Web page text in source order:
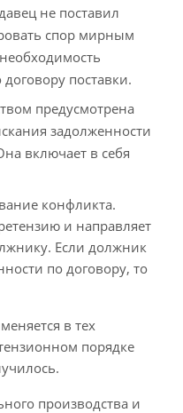
не поставил
спор мирным
поставки.
предусмотрена
задолженности
включает в себя
конфликта.
и направляет
Если должник
по договору, то
в тех
порядке
производства и